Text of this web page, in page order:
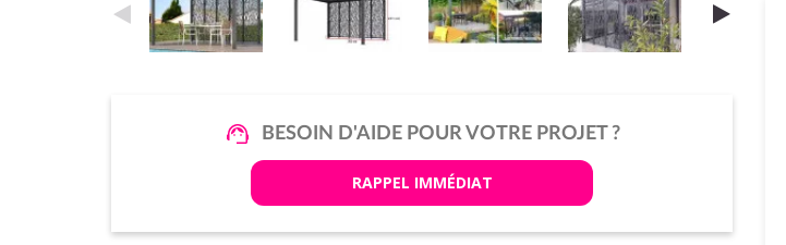
BESOIN D'AIDE POUR VOTRE PROJET ?
RAPPEL IMMÉDIAT